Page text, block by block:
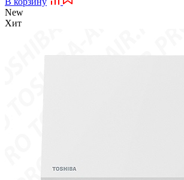
New
Хит